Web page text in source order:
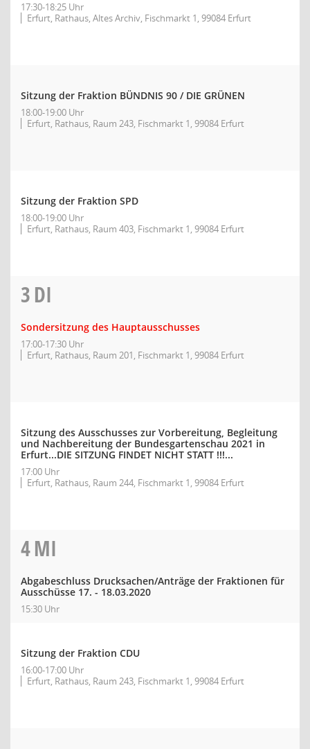
17:30-18:25 Uhr
Erfurt, Rathaus, Altes Archiv, Fischmarkt 1, 99084 Erfurt
Sitzung der Fraktion BÜNDNIS 90 / DIE GRÜNEN
18:00-19:00 Uhr
Erfurt, Rathaus, Raum 243, Fischmarkt 1, 99084 Erfurt
Sitzung der Fraktion SPD
18:00-19:00 Uhr
Erfurt, Rathaus, Raum 403, Fischmarkt 1, 99084 Erfurt
3DI
Sondersitzung des Hauptausschusses
17:00-17:30 Uhr
Erfurt, Rathaus, Raum 201, Fischmarkt 1, 99084 Erfurt
Sitzung des Ausschusses zur Vorbereitung, Begleitung
und Nachbereitung der Bundesgartenschau 2021 in
Erfurt...DIE SITZUNG FINDET NICHT STATT !!!...
17:00 Uhr
Erfurt, Rathaus, Raum 244, Fischmarkt 1, 99084 Erfurt
4MI
Abgabeschluss Drucksachen/Anträge der Fraktionen für
Ausschüsse 17. - 18.03.2020
15:30 Uhr
Sitzung der Fraktion CDU
16:00-17:00 Uhr
Erfurt, Rathaus, Raum 243, Fischmarkt 1, 99084 Erfurt